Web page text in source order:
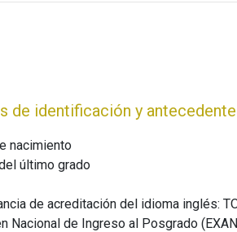
de identificación y
nacimiento
último grado
de acreditación del idioma inglés:
Nacional de Ingreso al Posgrado